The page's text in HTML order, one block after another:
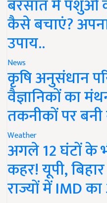
बरसात में पशुओं
कैसे बचाएं?
उपाय..
News
कृषि अनुसंधान
वैज्ञानिकों का
तकनीकों पर
Weather
अगले 12 घंटों के
कहर! यूपी,
राज्यों में IMD